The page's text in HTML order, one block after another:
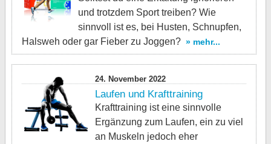
und trotzdem Sport treiben? Wie
sinnvoll ist es, bei Husten, Schnupfen,
Halsweh oder gar Fieber zu Joggen? » mehr...
24. November 2022
Laufen und Krafttraining
Krafttraining ist eine sinnvolle
Ergänzung zum Laufen, ein zu viel
an Muskeln jedoch eher